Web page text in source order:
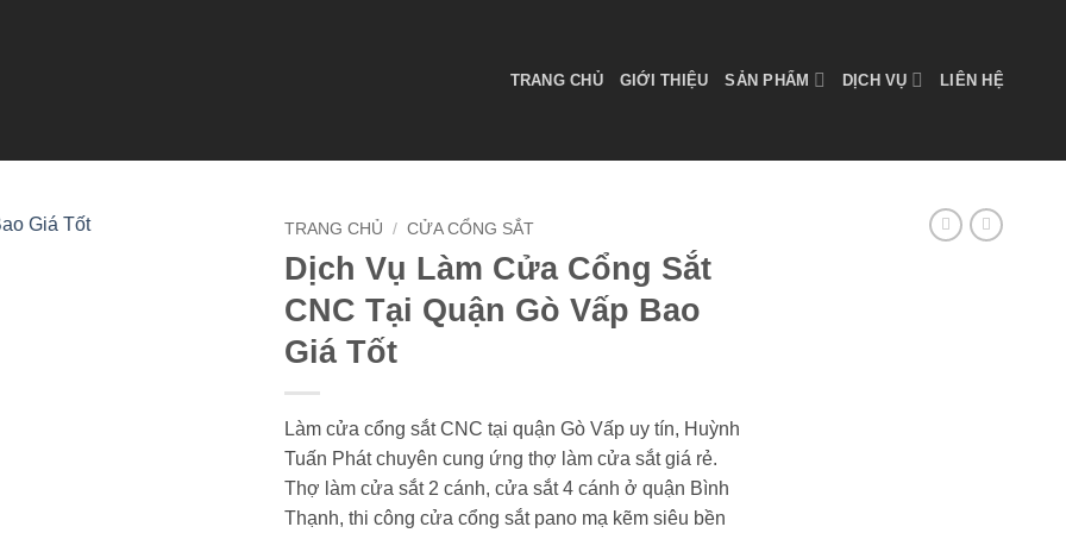
TRANG CHỦ GIỚI THIỆU SẢN PHẨM DỊCH VỤ LIÊN HỆ
TRANG CHỦ / CỬA CỔNG SẮT
Dịch Vụ Làm Cửa Cổng Sắt
CNC Tại Quận Gò Vấp Bao
Giá Tốt
Làm cửa cổng sắt CNC tại quận Gò Vấp uy tín, Huỳnh
Tuấn Phát chuyên cung ứng thợ làm cửa sắt giá rẻ.
Thợ làm cửa sắt 2 cánh, cửa sắt 4 cánh ở quận Bình
Thạnh, thi công cửa cổng sắt pano mạ kẽm siêu bền